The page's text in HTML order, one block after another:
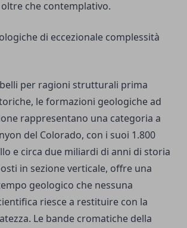
che contemplativo.
di eccezionale complessità
per ragioni strutturali prima
le formazioni geologiche ad
rappresentano una categoria a
del Colorado, con i suoi 1.800
e circa due miliardi di anni di storia
in sezione verticale, offre una
geologico che nessuna
riesce a restituire con la
Le bande cromatiche della